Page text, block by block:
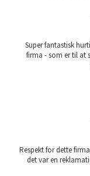
Super fantastisk
firma - som er til at
Respekt for dette
det var en